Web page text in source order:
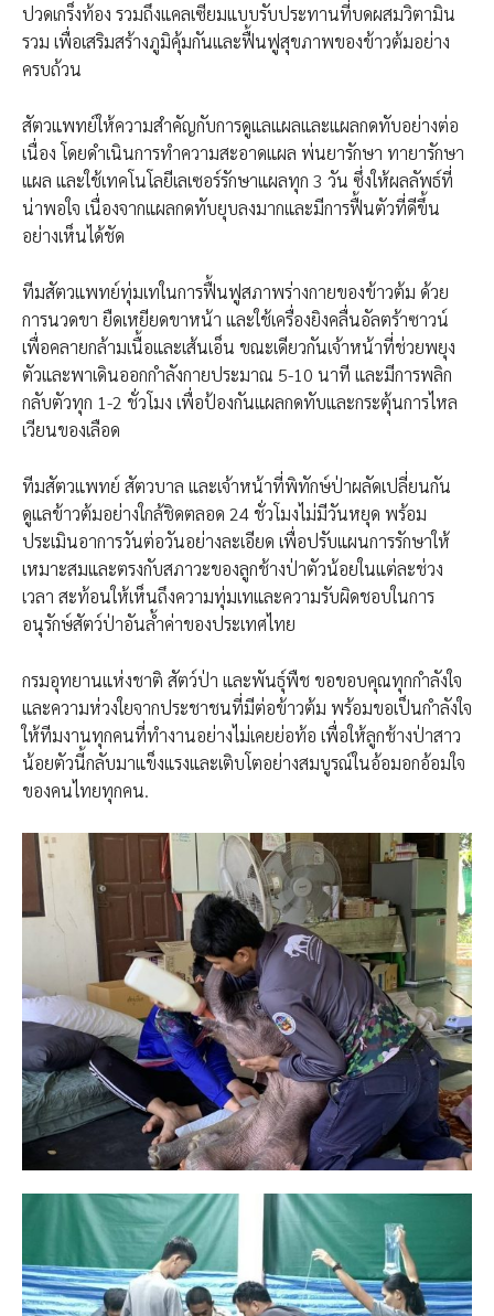
ปวดเกร็งท้อง รวมถึงแคลเซียมแบบรับประทานที่บดผสมวิตามิน
รวม เพื่อเสริมสร้างภูมิคุ้มกันและฟื้นฟูสุขภาพของข้าวต้มอย่าง
ครบถ้วน
สัตวแพทย์ให้ความสำคัญกับการดูแลแผลและแผลกดทับอย่างต่อ
เนื่อง โดยดำเนินการทำความสะอาดแผล พ่นยารักษา ทายารักษา
แผล และใช้เทคโนโลยีเลเซอร์รักษาแผลทุก 3 วัน ซึ่งให้ผลลัพธ์ที่
น่าพอใจ เนื่องจากแผลกดทับยุบลงมากและมีการฟื้นตัวที่ดีขึ้น
อย่างเห็นได้ชัด
ทีมสัตวแพทย์ทุ่มเทในการฟื้นฟูสภาพร่างกายของข้าวต้ม ด้วย
การนวดขา ยืดเหยียดขาหน้า และใช้เครื่องยิงคลื่นอัลตร้าซาวน์
เพื่อคลายกล้ามเนื้อและเส้นเอ็น ขณะเดียวกันเจ้าหน้าที่ช่วยพยุง
ตัวและพาเดินออกกำลังกายประมาณ 5-10 นาที และมีการพลิก
กลับตัวทุก 1-2 ชั่วโมง เพื่อป้องกันแผลกดทับและกระตุ้นการไหล
เวียนของเลือด
ทีมสัตวแพทย์ สัตวบาล และเจ้าหน้าที่พิทักษ์ป่าผลัดเปลี่ยนกัน
ดูแลข้าวต้มอย่างใกล้ชิดตลอด 24 ชั่วโมงไม่มีวันหยุด พร้อม
ประเมินอาการวันต่อวันอย่างละเอียด เพื่อปรับแผนการรักษาให้
เหมาะสมและตรงกับสภาวะของลูกช้างป่าตัวน้อยในแต่ละช่วง
เวลา สะท้อนให้เห็นถึงความทุ่มเทและความรับผิดชอบในการ
อนุรักษ์สัตว์ป่าอันล้ำค่าของประเทศไทย
กรมอุทยานแห่งชาติ สัตว์ป่า และพันธุ์พืช ขอขอบคุณทุกกำลังใจ
และความห่วงใยจากประชาชนที่มีต่อข้าวต้ม พร้อมขอเป็นกำลังใจ
ให้ทีมงานทุกคนที่ทำงานอย่างไม่เคยย่อท้อ เพื่อให้ลูกช้างป่าสาว
น้อยตัวนี้กลับมาแข็งแรงและเติบโตอย่างสมบูรณ์ในอ้อมอกอ้อมใจ
ของคนไทยทุกคน.